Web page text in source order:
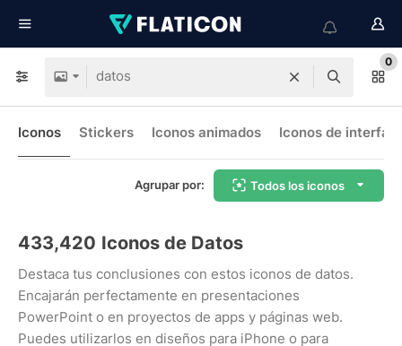
0
Iconos Stickers Iconos animados Iconos de interfaz
Agrupar por: Todos los iconos
433,420 Iconos de Datos
Destaca tus conclusiones con estos iconos de datos.
Encajarán perfectamente en presentaciones
PowerPoint o en proyectos de apps y páginas web.
Puedes utilizarlos en diseños para iPhone o para